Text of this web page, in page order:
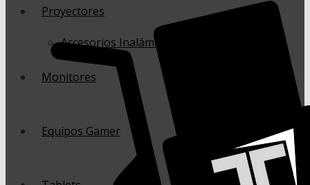
Proyectores
Accesorios Inalámbricos
Monitores
Equipos Gamer